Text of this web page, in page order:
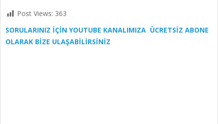
Post Views: 363
SORULARINIZ İÇİN YOUTUBE KANALIMIZA ÜCRETSİZ ABONE
OLARAK BİZE ULAŞABİLİRSİNİZ